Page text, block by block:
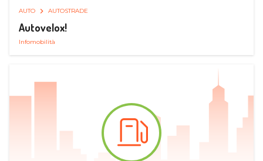
AUTO AUTOSTRADE
Autovelox!
Infomobilità